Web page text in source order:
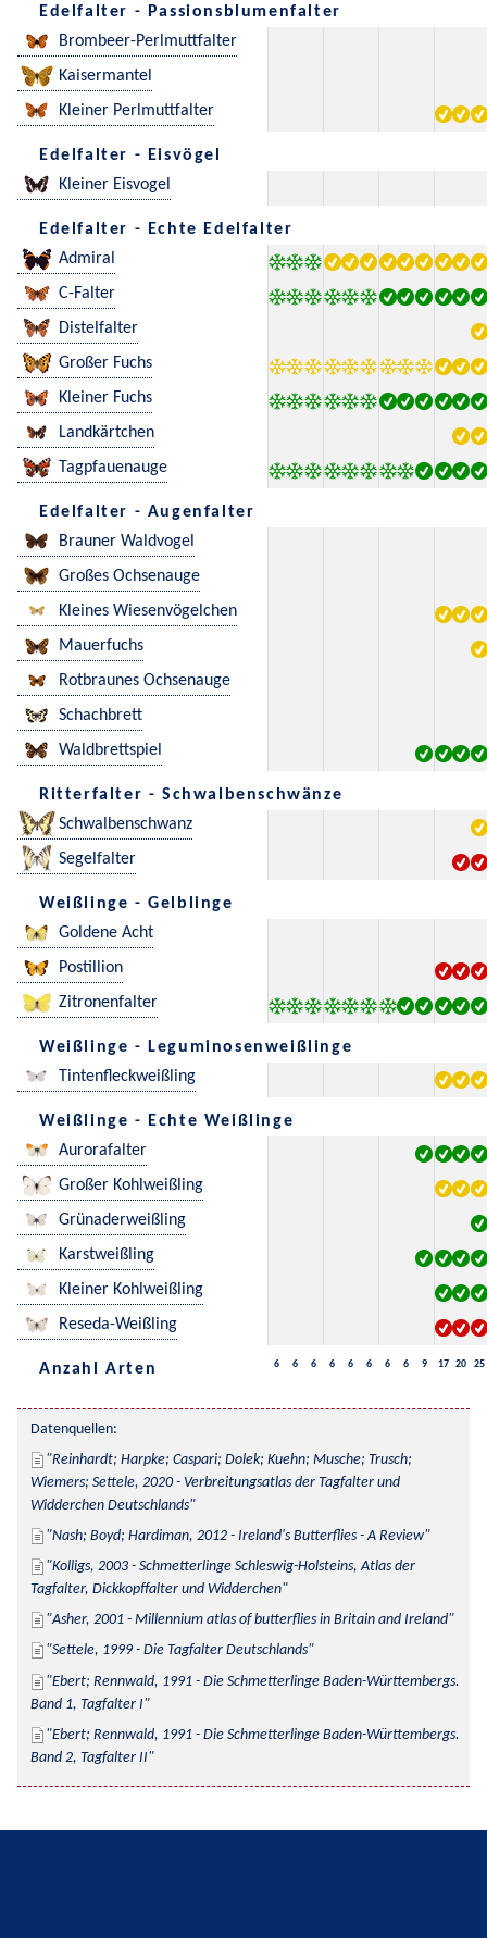
Edelfalter - Passionsblumenfalter
Brombeer-Perlmuttfalter
Kaisermantel
Kleiner Perlmuttfalter
Edelfalter - Eisvögel
Kleiner Eisvogel
Edelfalter - Echte Edelfalter
Admiral
C-Falter
Distelfalter
Großer Fuchs
Kleiner Fuchs
Landkärtchen
Tagpfauenauge
Edelfalter - Augenfalter
Brauner Waldvogel
Großes Ochsenauge
Kleines Wiesenvögelchen
Mauerfuchs
Rotbraunes Ochsenauge
Schachbrett
Waldbrettspiel
Ritterfalter - Schwalbenschwänze
Schwalbenschwanz
Segelfalter
Weißlinge - Gelblinge
Goldene Acht
Postillion
Zitronenfalter
Weißlinge - Leguminosenweißlinge
Tintenfleckweißling
Weißlinge - Echte Weißlinge
Aurorafalter
Großer Kohlweißling
Grünaderweißling
Karstweißling
Kleiner Kohlweißling
Reseda-Weißling
Anzahl Arten 6 6 6 6 6 6 6 6 9 17 20 25
Datenquellen:
Reinhardt; Harpke; Caspari; Dolek; Kuehn; Musche; Trusch;
Wiemers; Settele, 2020 - Verbreitungsatlas der Tagfalter und
Widderchen Deutschlands
Nash; Boyd; Hardiman, 2012 - Ireland's Butterflies - A Review
Kolligs, 2003 - Schmetterlinge Schleswig-Holsteins, Atlas der
Tagfalter, Dickkopffalter und Widderchen
Asher, 2001 - Millennium atlas of butterflies in Britain and Ireland
Settele, 1999 - Die Tagfalter Deutschlands
Ebert; Rennwald, 1991 - Die Schmetterlinge Baden-Württembergs.
Band 1, Tagfalter I
Ebert; Rennwald, 1991 - Die Schmetterlinge Baden-Württembergs.
Band 2, Tagfalter II